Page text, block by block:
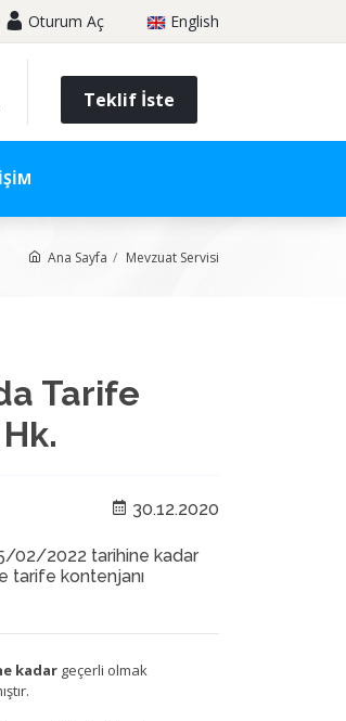
Oturum Aç English
Teklif İste
Ana Sayfa Mevzuat Servisi
Tarife
30.12.2020
02/2022 tarihine kadar
tarife kontenjanı
kadar geçerli olmak